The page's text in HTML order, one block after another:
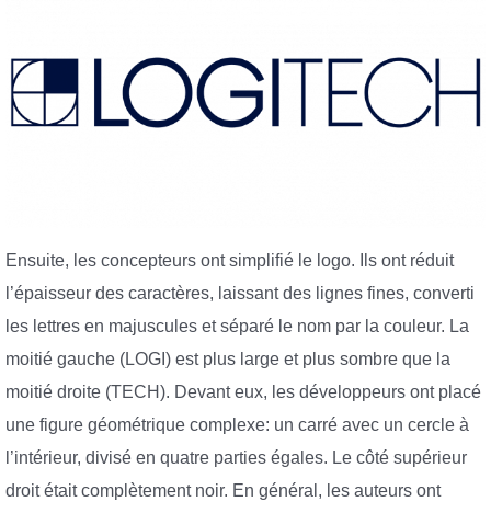
Ensuite, les concepteurs ont simplifié le logo. Ils ont réduit
l’épaisseur des caractères, laissant des lignes fines, converti
les lettres en majuscules et séparé le nom par la couleur. La
moitié gauche (LOGI) est plus large et plus sombre que la
moitié droite (TECH). Devant eux, les développeurs ont placé
une figure géométrique complexe: un carré avec un cercle à
l’intérieur, divisé en quatre parties égales. Le côté supérieur
droit était complètement noir. En général, les auteurs ont